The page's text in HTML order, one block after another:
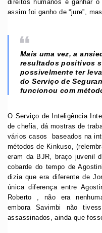
direitos humanos e ganhar
assim foi ganho de “jure”,
Mais uma vez, a
resultados positivos
possivelmente ter
do Serviço de
funcionou com
O Serviço de Inteligência
de chefia, dá mostras de
vários casos baseados na
métodos de Kinkuso,
eram da BJR, braço juvenil
cobarde do tempo de
dizia que era diferente de
única diferença entre
Roberto , não era
embora Savimbi não
assassinados, ainda que